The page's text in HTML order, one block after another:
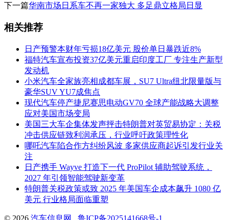
下一篇华南市场日系车不再一家独大 多足鼎立格局日显
相关推荐
日产预警本财年亏损18亿美元 股价单日暴跌近8%
福特汽车宣布投资37亿美元重启印度工厂 专注生产新型
发动机
小米汽车全家族亮相成都车展，SU7 Ultra纽北限量版与
豪华SUV YU7成焦点
现代汽车停产捷尼赛思电动GV70 全球产能战略大调整
应对美国市场变局
美国三大车企集体发声抨击特朗普对英贸易协定：关税
冲击供应链致利润承压，行业呼吁政策理性化
哪吒汽车陷合作方纠纷风波 多家供应商起诉引发行业关
注
日产携手 Wayve 打造下一代 ProPilot 辅助驾驶系统，
2027 年引领智能驾驶新变革
特朗普关税政策或致 2025 年美国车企成本飙升 1080 亿
美元 行业格局面临重塑
© 2026 汽车信息网 鲁ICP备2025141668号-1